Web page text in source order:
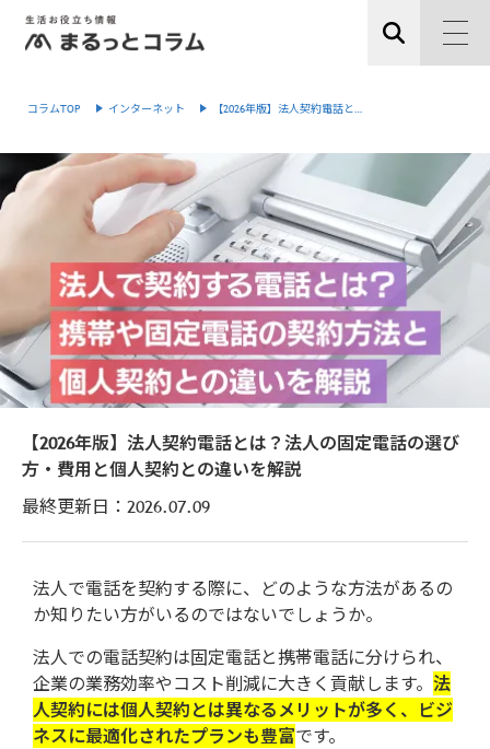
コラムTOP インターネット 【2026年版】法人契約電話と…
【2026年版】法人契約電話とは？法人の固定電話の選び
方・費用と個人契約との違いを解説
最終更新日： 2026.07.09
法人で電話を契約する際に、どのような方法があるの
か知りたい方がいるのではないでしょうか。
法人での電話契約は固定電話と携帯電話に分けられ、
企業の業務効率やコスト削減に大きく貢献します。 法
人契約には個人契約とは異なるメリットが多く、ビジ
ネスに最適化されたプランも豊富です。